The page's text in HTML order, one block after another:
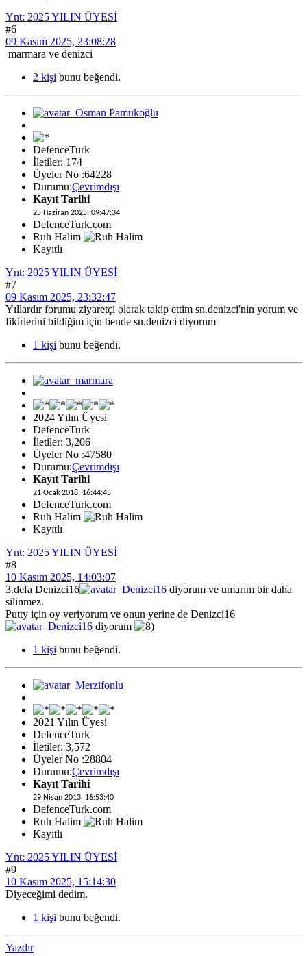
Ynt: 2025 YILIN ÜYESİ
#6
09 Kasım 2025, 23:08:28
marmara ve denizci
2 kişi bunu beğendi.
DefenceTurk
İletiler: 174
Üyeler No :64228
Durumu:Çevrimdışı
Kayıt Tarihi
25 Haziran 2025, 09:47:34
DefenceTurk.com
Ruh Halim
Kayıtlı
Ynt: 2025 YILIN ÜYESİ
#7
09 Kasım 2025, 23:32:47
Yıllardır forumu ziyaretçi olarak takip ettim sn.denizci'nin yorum ve
fikirlerini bildiğim için bende sn.denizci diyorum
1 kişi bunu beğendi.
2024 Yılın Üyesi
DefenceTurk
İletiler: 3,206
Üyeler No :47580
Durumu:Çevrimdışı
Kayıt Tarihi
21 Ocak 2018, 16:44:45
DefenceTurk.com
Ruh Halim
Kayıtlı
Ynt: 2025 YILIN ÜYESİ
#8
10 Kasım 2025, 14:03:07
3.defa Denizci16
diyorum ve umarım bir daha
silinmez.
Putty için oy veriyorum ve onun yerine de Denizci16
diyorum
1 kişi bunu beğendi.
2021 Yılın Üyesi
DefenceTurk
İletiler: 3,572
Üyeler No :28804
Durumu:Çevrimdışı
Kayıt Tarihi
29 Nisan 2013, 16:53:40
DefenceTurk.com
Ruh Halim
Kayıtlı
Ynt: 2025 YILIN ÜYESİ
#9
10 Kasım 2025, 15:14:30
Diyeceğimi dedim.
1 kişi bunu beğendi.
Yazdır